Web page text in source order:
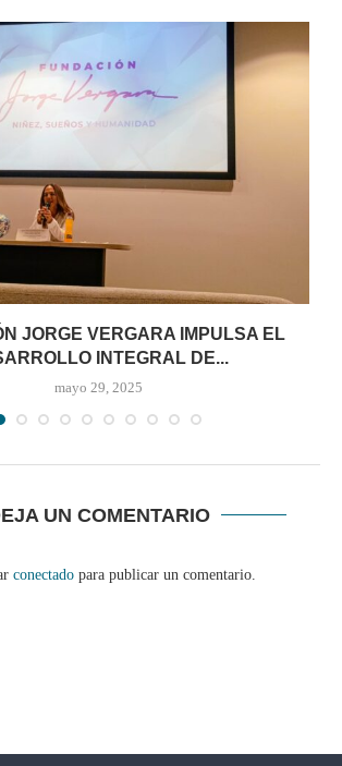
JORGE VERGARA IMPULSA EL
INTEGRAL DE...
mayo 29, 2025
UN COMENTARIO
conectado para publicar un comentario.